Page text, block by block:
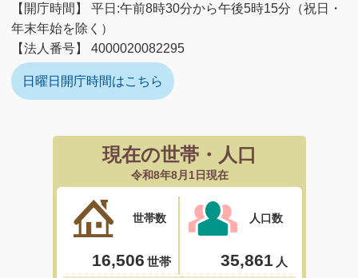
【開庁時間】 平日:午前8時30分から午後5時15分（祝日・
年末年始を除く）
【法人番号】 4000020082295
日曜日開庁時間はこちら